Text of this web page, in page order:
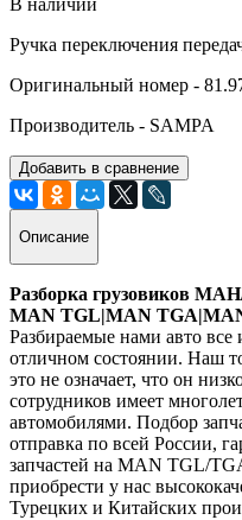
Ручка переключения
Оригинальный номер -
Производитель - SAMPA
Добавить в сравнение
Описание
Разборка грузовиков
MAN TGL|MAN
Разбираемые нами авто все
отличном состоянии. Наш
это не означает, что он
сотрудников имеет
автомобилями. Подбор
отправка по всей России,
запчастей на MAN TGL/
приобрести у нас
Турецких и Китайских